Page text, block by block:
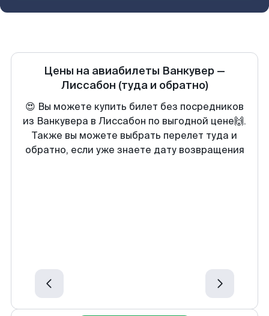
Цены на авиабилеты Ванкувер —
Лиссабон (туда и обратно)
😍 Вы можете купить билет без посредников
из Ванкувера в Лиссабон по выгодной цене🙌.
Также вы можете выбрать перелет туда и
обратно, если уже знаете дату возвращения